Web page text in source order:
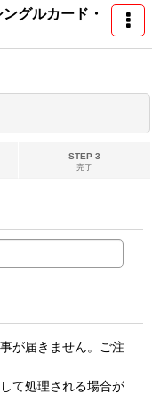
グルカード・
STEP 3
完了
が届きません。ご注
て処理される場合が